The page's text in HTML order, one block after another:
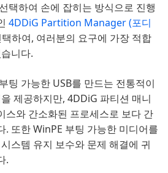
택하여 손에 잡히는 방식으로 진행
4DDiG Partition Manager (포디
하여, 여러분의 요구에 가장 적합
니다.
팅 가능한 USB를 만드는 전통적이
제공하지만, 4DDiG 파티션 매니
스와 간소화된 프로세스로 보다 간
. 또한 WinPE 부팅 가능한 미디어를
스템 유지 보수와 문제 해결에 귀
.